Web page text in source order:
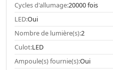
Cycles d'allumage:20000 fois
LED:Oui
Nombre de lumière(s):2
Culot:LED
Ampoule(s) fournie(s):Oui